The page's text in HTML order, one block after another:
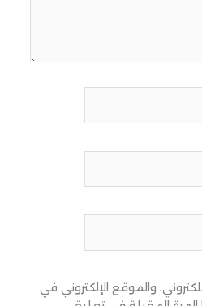
والموقع الإلكتروني في